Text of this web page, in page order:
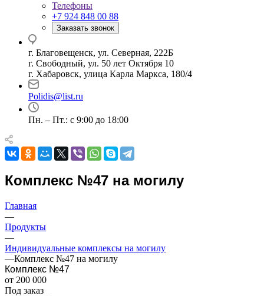
Телефоны
+7 924 848 00 88
Заказать звонок
г. Благовещенск, ул. Северная, 222Б
г. Свободный, ул. 50 лет Октября 10
г. Хабаровск, улица Карла Маркса, 180/4
Polidis@list.ru
Пн. – Пт.: с 9:00 до 18:00
Комплекс №47 на могилу
Главная
—
Продукты
—
Индивидуальные комплексы на могилу
—Комплекс №47 на могилу
Комплекс №47
от 200 000
Под заказ